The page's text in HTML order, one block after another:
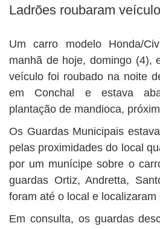
Ladrões roubaram
Um carro modelo Honda/
manhã de hoje, domingo (4),
veículo foi roubado na noite
em Conchal e estava
plantação de mandioca,
Os Guardas Municipais
pelas proximidades do local
por um munícipe sobre o
guardas Ortiz, Andretta,
foram até o local e localizaram
Em consulta, os guardas